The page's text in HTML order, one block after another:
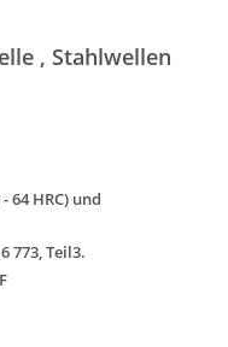
, Stahlwellen
64 HRC) und
773, Teil3.